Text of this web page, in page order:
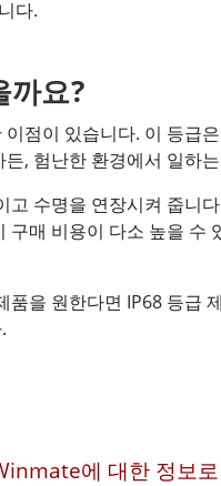
다.
까요?
점이 있습니다. 이 등급
, 험난한 환경에서 일하
수명을 연장시켜 줍니
매 비용이 다소 높을
을 원한다면 IP68 등급
에 대한 정보